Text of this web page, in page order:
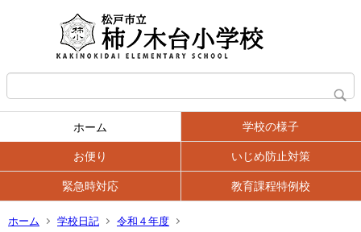
ホーム 学校の様子
お便り いじめ防止対策
緊急時対応 教育課程特例校
ホーム 学校日記
令和４年度